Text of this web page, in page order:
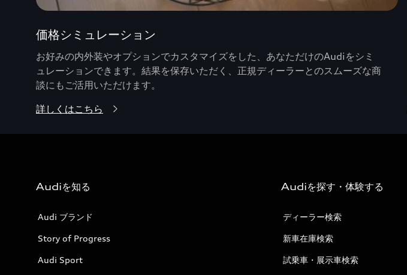
価格シミュレーション
お好みの内外装やオプションでカスタマイズをした、あなただけのAudiをシミ
ュレーションできます。結果を保存いただく、正規ディーラーとのスムーズな商
談にもご活用いただけます。
詳しくはこちら
Audiを知る
Audi ブランド
Story of Progress
Audi Sport
Audiを探す・体験する
ディーラー検索
新車在庫検索
試乗車・展示車検索